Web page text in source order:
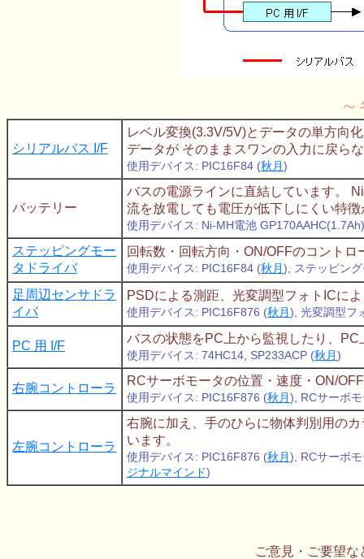
シリアルバス I/F
レベル変換(3.3V/5V)とデータの単方向
データが そのままスワンの入力に戻ら
使用デバイス: PIC16F84 (秋月)
バッテリー
バスの電源ラインに直結しています。
流を放電しても電圧が低下しにくい特
使用デバイス: Ni-MH電池
ステッピングモー
タドライバ
回転数・回転方向・ON/OFFのコント
使用デバイス: PIC16F84 (秋月), ステッピン
足周辺センサドラ
イバ
PSDによる測距、光変調型フォトICに
使用デバイス: PIC16F876 (秋月), 光変調型フ
PC 用 I/F
バスの状態をPC上から監視したり、
使用デバイス: 74HC14, SP233ACP (秋月)
右腕コントローラ
RCサーボモータの位置・速度・ON/
使用デバイス: PIC16F876 (秋月), RCサーボ
左腕コントローラ
右腕に加え、手のひらに物体判別用の
います。
使用デバイス: PIC16F876 (秋月), RCサーボ
ジナルマインド)
ご意見・ご要望な